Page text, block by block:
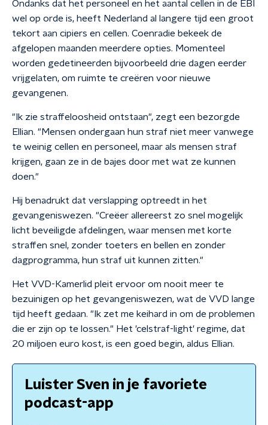
Ondanks dat het personeel en het aantal cellen in de EBI
wel op orde is, heeft Nederland al langere tijd een groot
tekort aan cipiers en cellen. Coenradie bekeek de
afgelopen maanden meerdere opties. Momenteel
worden gedetineerden bijvoorbeeld drie dagen eerder
vrijgelaten, om ruimte te creëren voor nieuwe
gevangenen.
"Ik zie straffeloosheid ontstaan", zegt een bezorgde
Ellian. "Mensen ondergaan hun straf niet meer vanwege
te weinig cellen en personeel, maar als mensen straf
krijgen, gaan ze in de bajes door met wat ze kunnen
doen."
Hij benadrukt dat verslapping optreedt in het
gevangeniswezen. "Creëer allereerst zo snel mogelijk
licht beveiligde afdelingen, waar mensen met korte
straffen snel, zonder toeters en bellen en zonder
dagprogramma, hun straf uit kunnen zitten."
Het VVD-Kamerlid pleit ervoor om nooit meer te
bezuinigen op het gevangeniswezen, wat de VVD lange
tijd heeft gedaan. "Ik zet me keihard in om de problemen
die er zijn op te lossen." Het 'celstraf-light' regime, dat
20 miljoen euro kost, is een goed begin, aldus Ellian.
Luister Sven in je favoriete
podcast-app